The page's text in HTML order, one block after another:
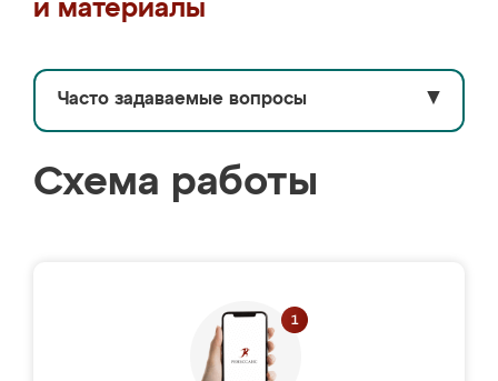
и материалы
Часто задаваемые вопросы ▼
Схема работы